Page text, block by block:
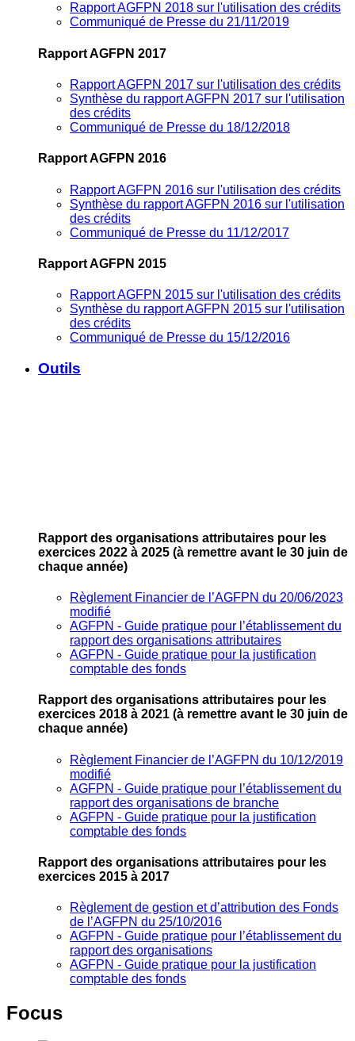
Rapport AGFPN 2018 sur l'utilisation des crédits
Communiqué de Presse du 21/11/2019
Rapport AGFPN 2017
Rapport AGFPN 2017 sur l'utilisation des crédits
Synthèse du rapport AGFPN 2017 sur l'utilisation
des crédits
Communiqué de Presse du 18/12/2018
Rapport AGFPN 2016
Rapport AGFPN 2016 sur l'utilisation des crédits
Synthèse du rapport AGFPN 2016 sur l'utilisation
des crédits
Communiqué de Presse du 11/12/2017
Rapport AGFPN 2015
Rapport AGFPN 2015 sur l'utilisation des crédits
Synthèse du rapport AGFPN 2015 sur l'utilisation
des crédits
Communiqué de Presse du 15/12/2016
Outils
Rapport des organisations attributaires pour les
exercices 2022 à 2025 (à remettre avant le 30 juin de
chaque année)
Règlement Financier de l’AGFPN du 20/06/2023
modifié
AGFPN ‐ Guide pratique pour l’établissement du
rapport des organisations attributaires
AGFPN ‐ Guide pratique pour la justification
comptable des fonds
Rapport des organisations attributaires pour les
exercices 2018 à 2021 (à remettre avant le 30 juin de
chaque année)
Règlement Financier de l’AGFPN du 10/12/2019
modifié
AGFPN ‐ Guide pratique pour l’établissement du
rapport des organisations de branche
AGFPN ‐ Guide pratique pour la justification
comptable des fonds
Rapport des organisations attributaires pour les
exercices 2015 à 2017
Règlement de gestion et d’attribution des Fonds
de l’AGFPN du 25/10/2016
AGFPN ‐ Guide pratique pour l’établissement du
rapport des organisations
AGFPN ‐ Guide pratique pour la justification
comptable des fonds
Focus